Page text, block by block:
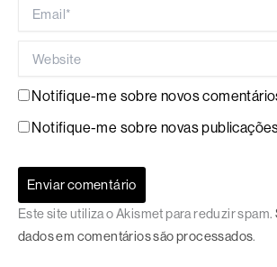
Notifique-me sobre novos
Notifique-me sobre novas
Este site utiliza o Akismet para reduzir spam.
dados em comentários são processados.